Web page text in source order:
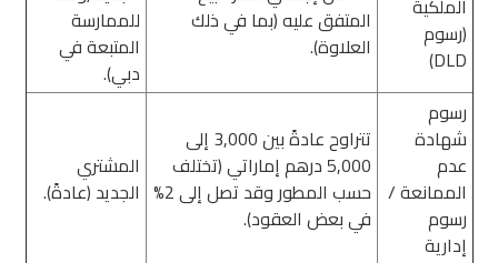
(رسوم
DLD)
المتفق عليه (بما في ذلك
العلاوة).
للممارسة
المتبعة في
دبي).
رسوم
شهادة
عدم
الممانعة /
رسوم
إدارية
تتراوح عادةً بين 3,000 إلى
5,000 درهم إماراتي (تختلف
حسب المطور وقد تصل إلى 2%
في بعض العقود).
المشتري
الجديد (عادةً).